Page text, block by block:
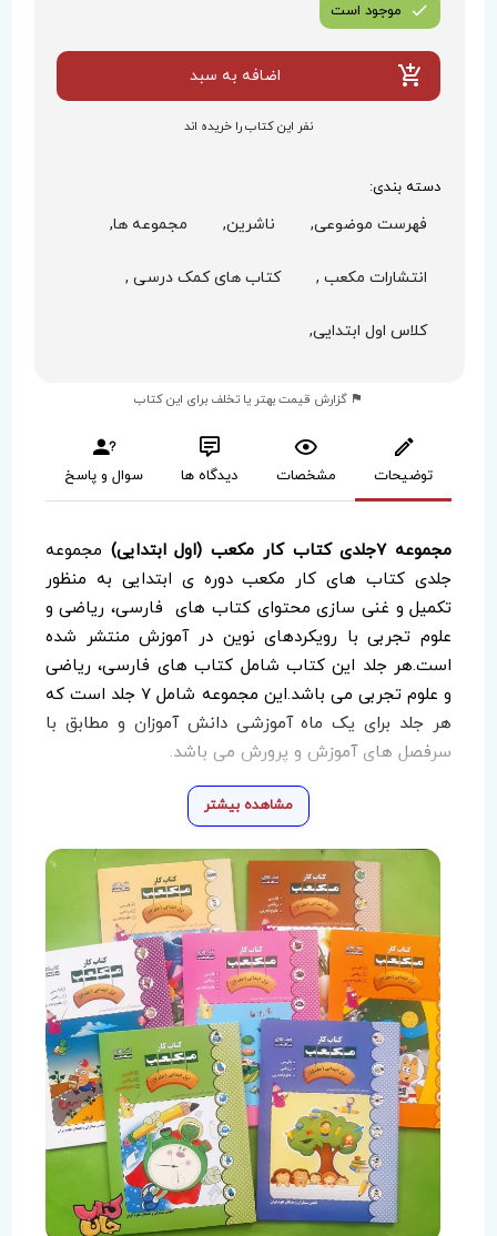
موجود است
اضافه به سبد
نفر این کتاب را خریده اند
دسته بندی:
فهرست موضوعی, ناشرین, مجموعه ها,
انتشارات مکعب , کتاب های کمک درسی ,
کلاس اول ابتدایی,
گزارش قیمت بهتر یا تخلف برای این کتاب
توضیحات مشخصات دیدگاه ها سوال و پاسخ
مجموعه ۷جلدی کتاب کار مکعب (اول ابتدایی)
مجموعه
جلدی کتاب های کار مکعب دوره ی ابتدایی به منظور
تکمیل و غنی سازی محتوای کتاب های فارسی، ریاضی و
علوم تجربی با رویکردهای نوین در آموزش منتشر شده
است.هر جلد این کتاب شامل کتاب های فارسی، ریاضی
و علوم تجربی می باشد.این مجموعه شامل 7 جلد است که
هر جلد برای یک ماه آموزشی دانش آموزان و مطابق با
سرفصل های آموزش و پرورش می باشد.
مشاهده بیشتر